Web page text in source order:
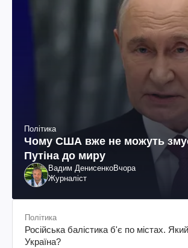
Політика
Чому США вже не можуть
Путіна до миру
Вадим ДенисенкоВчора
Журналіст
Політика
Російська балістика б'є по містах.
Україна?